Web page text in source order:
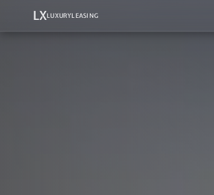
LXLUXURYLEASING